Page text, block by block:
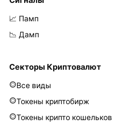
📈 Памп
📉 Дамп
Секторы Криптовалют
Все виды
Токены криптобирж
Токены крипто кошельков